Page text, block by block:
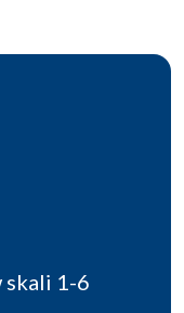
skali 1-6